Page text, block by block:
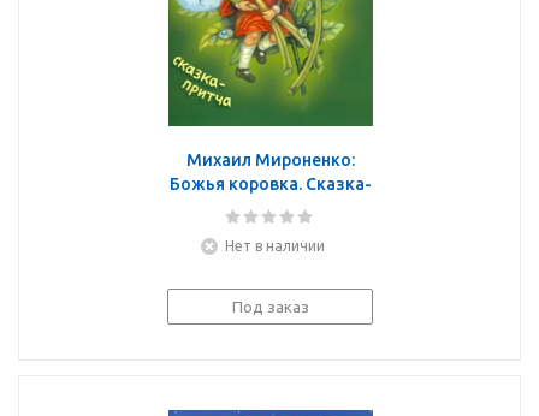
Михаил Мироненко:
Божья коровка. Сказка-
притча
Нет в наличии
Под заказ